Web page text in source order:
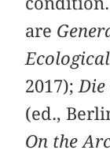
are
2017);
(ed.,
On the